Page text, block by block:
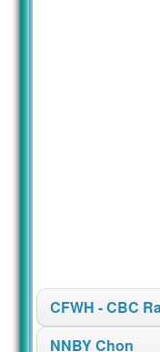
CFWH - CBC
NNBY Chon